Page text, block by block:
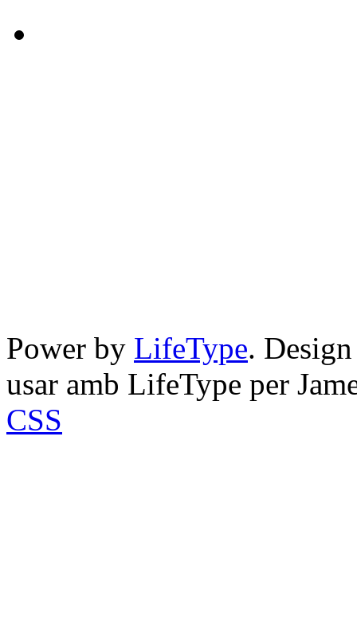
Power by LifeType.
usar amb LifeType per
CSS